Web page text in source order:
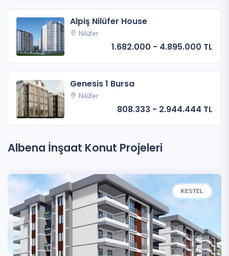
Alpiş Nilüfer House
Nilüfer
1.682.000 - 4.895.000 TL
Genesis 1 Bursa
Nilüfer
808.333 - 2.944.444 TL
Albena İnşaat Konut Projeleri
KESTEL